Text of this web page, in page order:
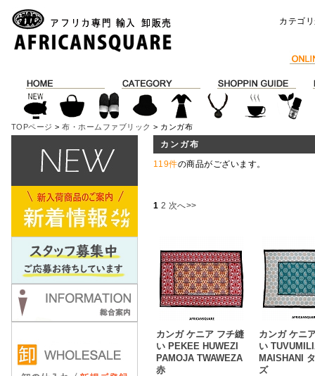
カテゴ
TOPページ >布・ホームファブリック > カンガ布
カンガ布
119件の商品がございます。
1 2 次へ>>
カンガ ケニア フチ縫
い PEKEE HUWEZI
PAMOJA TWAWEZA
赤
カンガ ケニ
い
MAISHANI
ズ